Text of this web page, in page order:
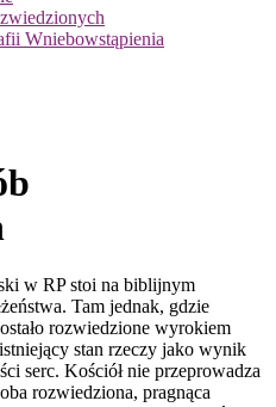
Wniebowstąpienia
w RP stoi na biblijnym
Tam jednak, gdzie
rozwiedzione wyrokiem
stan rzeczy jako wynik
serc. Kościół nie przeprowadza
rozwiedziona, pragnąca